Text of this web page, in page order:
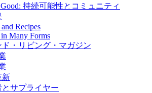
持続可能性とコミュニティ
Recipes
Many Forms
ド・リビング・マガジン
新
とサプライヤー